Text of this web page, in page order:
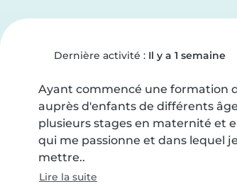
Dernière activité : Il y a 1 semaine
Ayant commencé une formation
auprès d'enfants de différents
plusieurs stages en maternité et
qui me passionne et dans lequel
mettre..
Lire la suite